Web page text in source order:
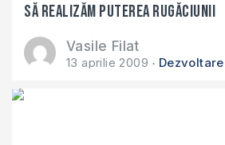
Să realizăm puterea rugăciunii
Vasile Filat
13 aprilie 2009